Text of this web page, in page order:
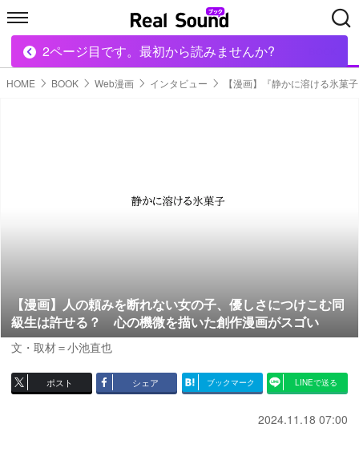
HOME MUSIC MOVIE TECH
HOME BOOK Web漫画 インタビュー 【漫画】『静かに溶ける氷菓
【漫画】人の頼みを断れない女の子、優しさにつけこむ同
級生は許せる？ 心の機微を描いた創作漫画がスゴい
文・取材＝小池直也
ポスト シェア ブックマーク LINEで送る
2024.11.18 07:00
2ページ目です。最初から読みませんか?